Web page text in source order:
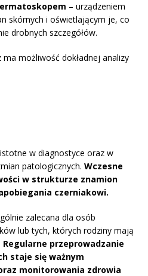
– urządzeniem
skórnych i oświetlającym je, co
drobnych szczegółów.
możliwość dokładnej analizy
w diagnostyce oraz w
patologicznych. Wczesne
w strukturze znamion
czerniakowi.
zalecana dla osób
lub tych, których rodziny mają
Regularne przeprowadzanie
staje się ważnym
monitorowania zdrowia